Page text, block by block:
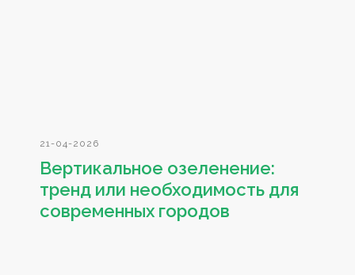
21-04-2026
Вертикальное озеленение:
тренд или необходимость для
современных городов